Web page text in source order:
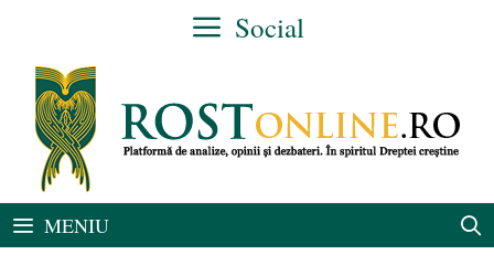
conținut
Social
MENIU